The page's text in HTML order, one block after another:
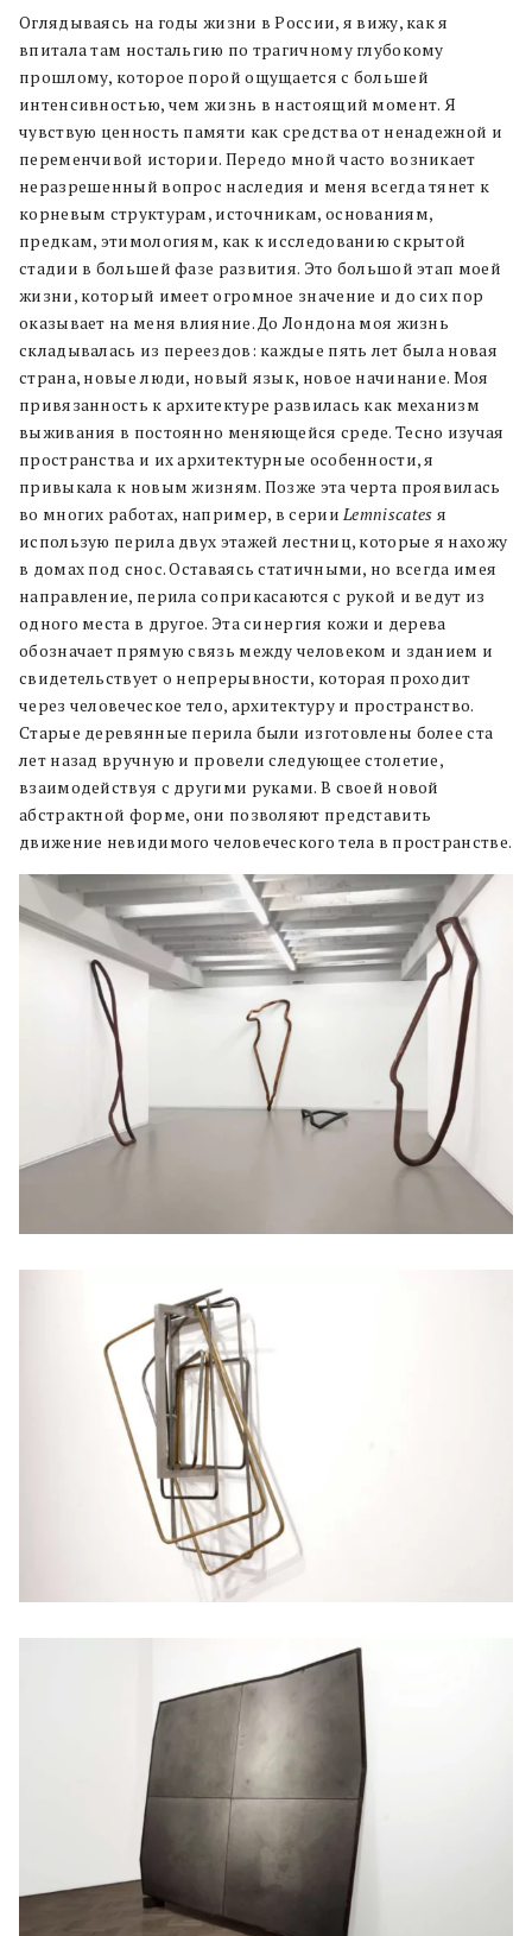
Оглядываясь на годы жизни в России, я вижу, как я
впитала там ностальгию по трагичному глубокому
прошлому, которое порой ощущается с большей
интенсивностью, чем жизнь в настоящий момент. Я
чувствую ценность памяти как средства от ненадежной и
переменчивой истории. Передо мной часто возникает
неразрешенный вопрос наследия и меня всегда тянет к
корневым структурам, источникам, основаниям,
предкам, этимологиям, как к исследованию скрытой
стадии в большей фазе развития. Это большой этап моей
жизни, который имеет огромное значение и до сих пор
оказывает на меня влияние. До Лондона моя жизнь
складывалась из переездов: каждые пять лет была новая
страна, новые люди, новый язык, новое начинание. Моя
привязанность к архитектуре развилась как механизм
выживания в постоянно меняющейся среде. Тесно изучая
пространства и их архитектурные особенности, я
привыкала к новым жизням. Позже эта черта проявилась
во многих работах, например, в серииLemniscates я
использую перила двух этажей лестниц, которые я нахожу
в домах под снос. Оставаясь статичными, но всегда имея
направление, перила соприкасаются с рукой и ведут из
одного места в другое. Эта синергия кожи и дерева
обозначает прямую связь между человеком и зданием и
свидетельствует о непрерывности, которая проходит
через человеческое тело, архитектуру и пространство.
Старые деревянные перила были изготовлены более ста
лет назад вручную и провели следующее столетие,
взаимодействуя с другими руками. В своей новой
абстрактной форме, они позволяют представить
движение невидимого человеческого тела в пространстве.